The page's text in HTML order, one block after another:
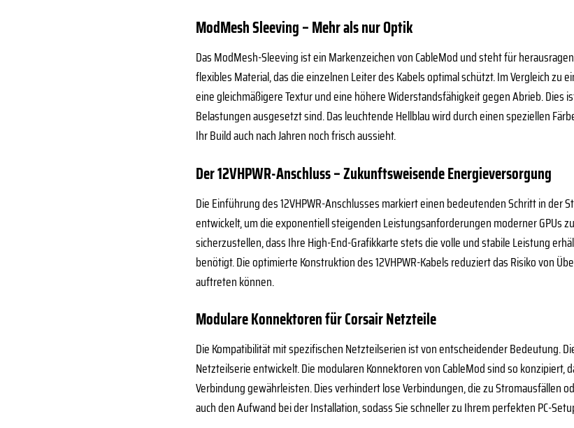
ModMesh Sleeving – Mehr als nur Optik
Das ModMesh-Sleeving ist ein Markenzeichen von CableMod und steht für
flexibles Material, das die einzelnen Leiter des Kabels optimal schützt. Im Vergleich
eine gleichmäßigere Textur und eine höhere Widerstandsfähigkeit gegen Abrieb.
Belastungen ausgesetzt sind. Das leuchtende Hellblau wird durch einen speziellen
Ihr Build auch nach Jahren noch frisch aussieht.
Der 12VHPWR-Anschluss – Zukunftsweisende Energieversorgung
Die Einführung des 12VHPWR-Anschlusses markiert einen bedeutenden Schritt in
entwickelt, um die exponentiell steigenden Leistungsanforderungen moderner GPUs
sicherzustellen, dass Ihre High-End-Grafikkarte stets die volle und stabile Leistung
benötigt. Die optimierte Konstruktion des 12VHPWR-Kabels reduziert das Risiko von
auftreten können.
Modulare Konnektoren für Corsair Netzteile
Die Kompatibilität mit spezifischen Netzteilserien ist von entscheidender Bedeutung.
Netzteilserie entwickelt. Die modularen Konnektoren von CableMod sind so
Verbindung gewährleisten. Dies verhindert lose Verbindungen, die zu
auch den Aufwand bei der Installation, sodass Sie schneller zu Ihrem perfekten PC-